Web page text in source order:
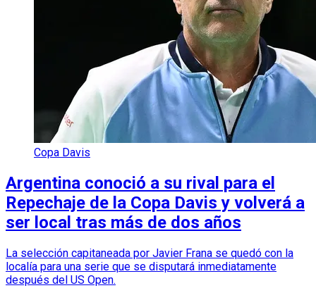
Copa Davis
Argentina conoció a su rival para el
Repechaje de la Copa Davis y volverá a
ser local tras más de dos años
La selección capitaneada por Javier Frana se quedó con la
localía para una serie que se disputará inmediatamente
después del US Open.